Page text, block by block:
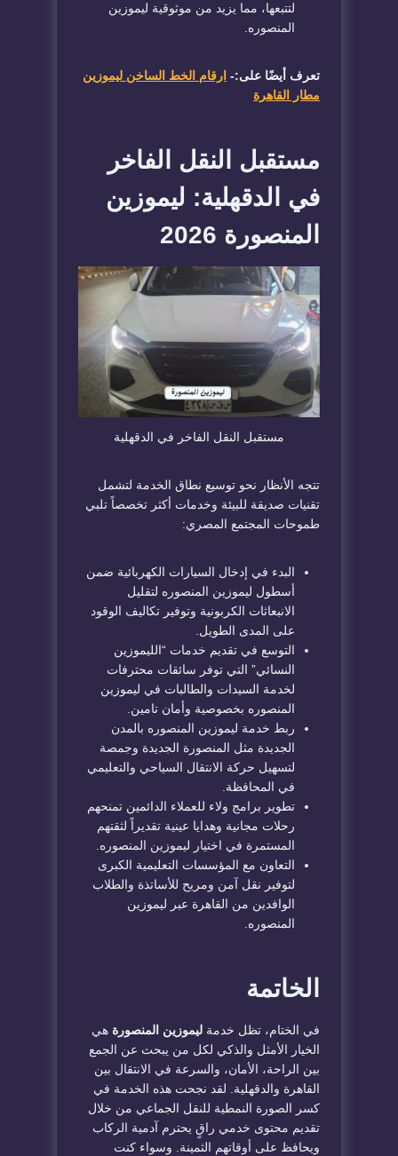
لتتبعها، مما يزيد من موثوقية ليموزين
المنصوره
تعرف أيضًا على:- ارقام الخط الساخن ليموزين
مطار القاهرة
​مستقبل النقل الفاخر
في الدقهلية: ليموزين
المنصورة 2026
​مستقبل النقل الفاخر في الدقهلية
​تتجه الأنظار نحو توسيع نطاق الخدمة لتشمل
تقنيات صديقة للبيئة وخدمات أكثر تخصصاً تلبي
طموحات المجتمع المصري:
​البدء في إدخال السيارات الكهربائية ضمن
أسطول ليموزين المنصوره لتقليل
الانبعاثات الكربونية وتوفير تكاليف الوقود
على المدى الطويل.
​التوسع في تقديم خدمات “الليموزين
النسائي” التي توفر سائقات محترفات
لخدمة السيدات والطالبات في ليموزين
المنصوره بخصوصية وأمان تامين.
​ربط خدمة ليموزين المنصوره بالمدن
الجديدة مثل المنصورة الجديدة وجمصة
لتسهيل حركة الانتقال السياحي والتعليمي
في المحافظة.
​تطوير برامج ولاء للعملاء الدائمين تمنحهم
رحلات مجانية وهدايا عينية تقديراً لثقتهم
المستمرة في اختيار ليموزين المنصوره.
​التعاون مع المؤسسات التعليمية الكبرى
لتوفير نقل آمن ومريح للأساتذة والطلاب
الوافدين من القاهرة عبر ليموزين
المنصوره.
​الخاتمة
​في الختام، تظل خدمة ليموزين المنصورة هي
الخيار الأمثل والذكي لكل من يبحث عن الجمع
بين الراحة، الأمان، والسرعة في الانتقال بين
القاهرة والدقهلية. لقد نجحت هذه الخدمة في
كسر الصورة النمطية للنقل الجماعي من خلال
تقديم محتوى خدمي راقٍ يحترم آدمية الركاب
ويحافظ على أوقاتهم الثمينة. وسواء كنت